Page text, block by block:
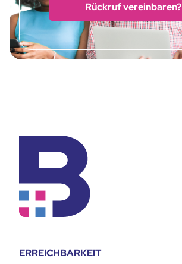
Rückruf vereinbaren?
ERREICHBARKEIT